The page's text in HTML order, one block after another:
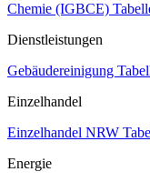
Chemie (IGBCE)
Dienstleistungen
Gebäudereinigung
Einzelhandel
Einzelhandel NRW
Energie